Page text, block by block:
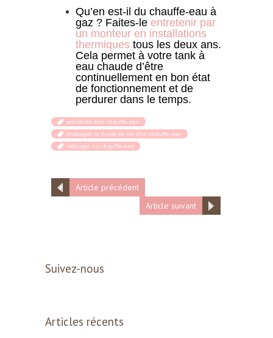
Qu’en est-il du chauffe-eau à
gaz ? Faites-le entretenir par
un monteur en installations
thermiques tous les deux ans.
Cela permet à votre tank à
eau chaude d’être
continuellement en bon état
de fonctionnement et de
perdurer dans le temps.
entretien d'un chauffe-eau
prolonger la durée de vie d'un chauffe-eau
vidanger un chauffe-eau
Article précédent
Article suivant
Suivez-nous
Articles récents